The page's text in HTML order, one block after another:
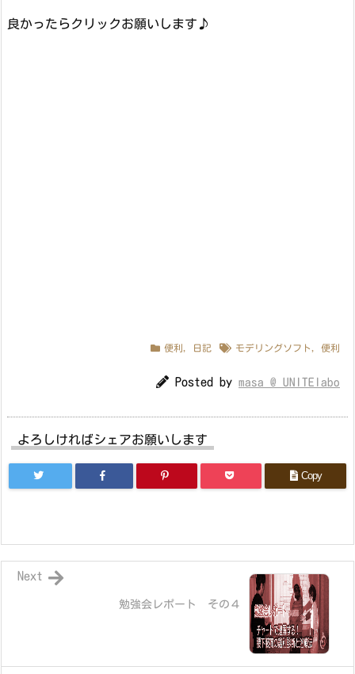
良かったらクリックお願いします♪
便利 日記 モデリングソフト 便利
Posted by masa @ UNITElabo
よろしければシェアお願いします
Copy
勉強会レポート その４
Next